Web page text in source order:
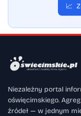
📈
Niezależny portal
oświęcimskiego.
źródeł — w jednym